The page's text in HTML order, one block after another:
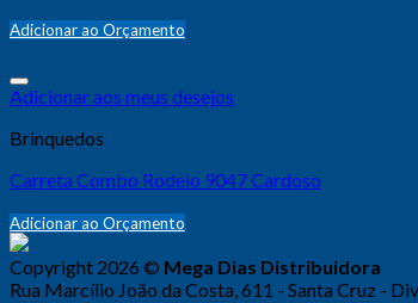
Adicionar ao Orçamento
Adicionar aos meus desejos
Brinquedos
Carreta Combo Rodeio 9047 Cardoso
Adicionar ao Orçamento
Copyright 2026 © Mega Dias Distribuidora
Rua Marcílio João da Costa, 611 - Santa Cruz -